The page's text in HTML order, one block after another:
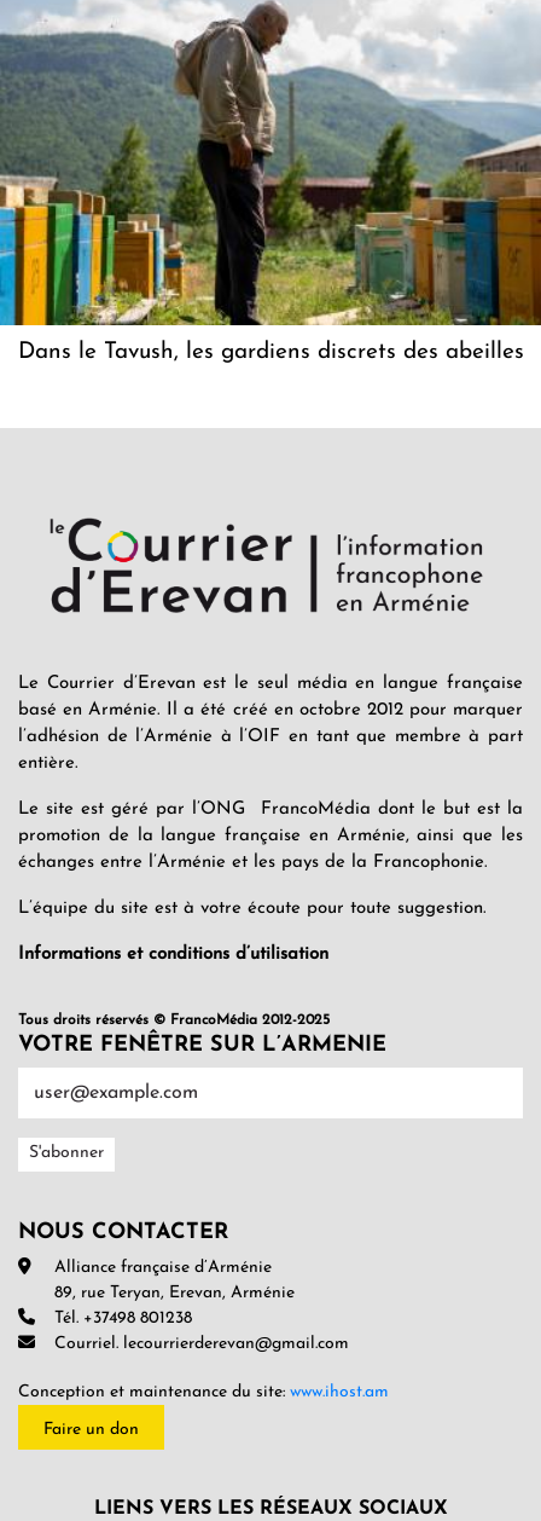
Dans le Tavush, les gardiens discrets des abeilles
Le Courrier d’Erevan est le seul média en langue française
basé en Arménie. Il a été créé en octobre 2012 pour marquer
l’adhésion de l’Arménie à l’OIF en tant que membre à part
entière.
Le site est géré par l’ONG FrancoMédia dont le but est la
promotion de la langue française en Arménie, ainsi que les
échanges entre l’Arménie et les pays de la Francophonie.
L’équipe du site est à votre écoute pour toute suggestion.
Informations et conditions d’utilisation
Tous droits réservés © FrancoMédia 2012-2025
VOTRE FENÊTRE SUR L’ARMENIE
NOUS CONTACTER
Alliance française d’Arménie
89, rue Teryan, Erevan, Arménie
Tél. +37498 801238
Courriel. lecourrierderevan@gmail.com
Conception et maintenance du site: www.ihost.am
Faire un don
LIENS VERS LES RÉSEAUX SOCIAUX